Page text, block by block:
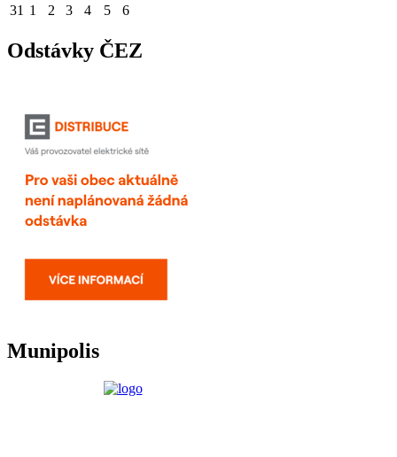
31 1 2 3 4 5 6
Odstávky ČEZ
Munipolis